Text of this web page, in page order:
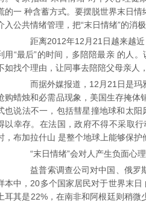
的一 种含蓄方式。要摆脱世界末日
入公共情绪管理，把“末日情绪”的消
距离2012年12月21日越来越近
用“最后”的时间，多陪陪最亲 的人
如找个理由，让同事去陪陪父母亲人
而据外媒报道，12月21日是玛
购蜡烛和必需品现象，美国生存掩
也说法不一，包括彗星撞地球和太
以幸存。在法国，政府不得不采取
，布加拉什山 是整个地球上能够保
“末日情绪”会对人产生负面心
益普索调查公司对中国、俄罗斯
本中，20多个国家居民对于世界末
耳其是22%，在南非和阿根廷则稍微